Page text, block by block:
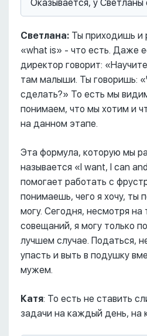
Оказывается, у Светланы
Светлана: Ты приходишь и
«what is» - что есть. Даже
директор говорит:
там малыши. Ты говоришь:
сделать?» То есть мы
понимаем, что мы хотим и
на данном этапе.
Эта формула, которую мы
называется «I want, I can
помогает работать с
понимаешь, чего я хочу, ты
могу. Сегодня, несмотря на
совещаний, я могу только
лучшем случае. Податься,
упасть и выть в подушку
мужем.
Катя: То есть не ставить
задачи на каждый день, на